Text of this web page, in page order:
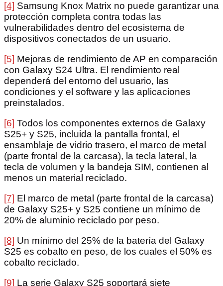
[4] Samsung Knox Matrix no puede garantizar una
protección completa contra todas las
vulnerabilidades dentro del ecosistema de
dispositivos conectados de un usuario.
[5] Mejoras de rendimiento de AP en comparación
con Galaxy S24 Ultra. El rendimiento real
dependerá del entorno del usuario, las
condiciones y el software y las aplicaciones
preinstalados.
[6] Todos los componentes externos de Galaxy
S25+ y S25, incluida la pantalla frontal, el
ensamblaje de vidrio trasero, el marco de metal
(parte frontal de la carcasa), la tecla lateral, la
tecla de volumen y la bandeja SIM, contienen al
menos un material reciclado.
[7] El marco de metal (parte frontal de la carcasa)
de Galaxy S25+ y S25 contiene un mínimo de
20% de aluminio reciclado por peso.
[8] Un mínimo del 25% de la batería del Galaxy
S25 es cobalto en peso, de los cuales el 50% es
cobalto reciclado.
[9] La serie Galaxy S25 soportará siete